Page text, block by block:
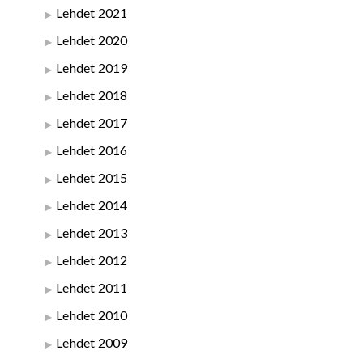
Lehdet 2021
Lehdet 2020
Lehdet 2019
Lehdet 2018
Lehdet 2017
Lehdet 2016
Lehdet 2015
Lehdet 2014
Lehdet 2013
Lehdet 2012
Lehdet 2011
Lehdet 2010
Lehdet 2009